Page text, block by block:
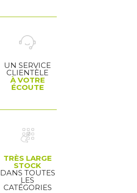
UN SERVICE
CLIENTÈLE
À VOTRE
ÉCOUTE
TRÈS LARGE
STOCK
DANS TOUTES
LES
CATÉGORIES